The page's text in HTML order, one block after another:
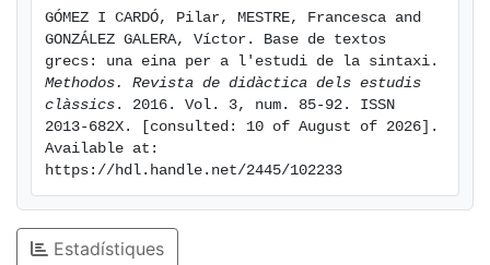
GÓMEZ I CARDÓ, Pilar, MESTRE, Francesca and
GONZÁLEZ GALERA, Víctor. Base de textos
Methodos. Revista de didàctica dels estudis
clàssics . 2016. Vol. 3, num. 85-92. ISSN
2013-682X. [consulted: 10 of August of 2026].
Available at:
https://hdl.handle.net/2445/102233
Estadístiques